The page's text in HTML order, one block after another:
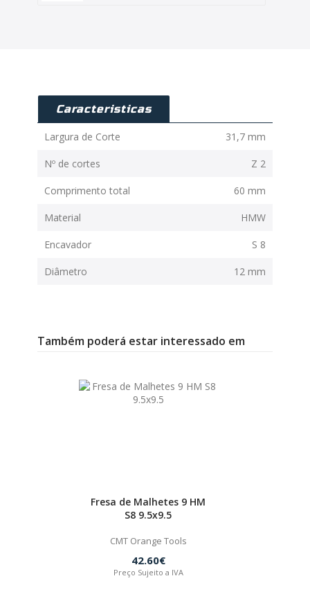
Caracteristicas
Largura de Corte 31,7 mm
Nº de cortes Z 2
Comprimento total 60 mm
Material HMW
Encavador S 8
Diâmetro 12 mm
Também poderá estar interessado em
Fresa de Malhetes 9 HM
S8 9.5x9.5
CMT Orange Tools
42.60€
Preço Sujeito a IVA